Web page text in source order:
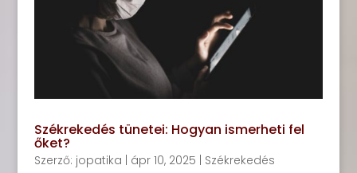
Székrekedés tünetei: Hogyan ismerheti fel
őket?
Szerző: jopatika ápr 10, 2025 Székrekedés